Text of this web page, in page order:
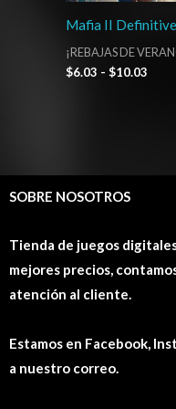
Mafia II
¡REBAJAS DE
$6.03 - $10.03
SOBRE NOSOTROS
Tienda de juegos digitales
mejores precios,
atención al cliente.
Estamos en Facebook,
a nuestro correo.